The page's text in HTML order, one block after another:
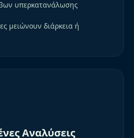
υπερκατανάλωσης
μειώνουν διάρκεια ή
Αναλύσεις